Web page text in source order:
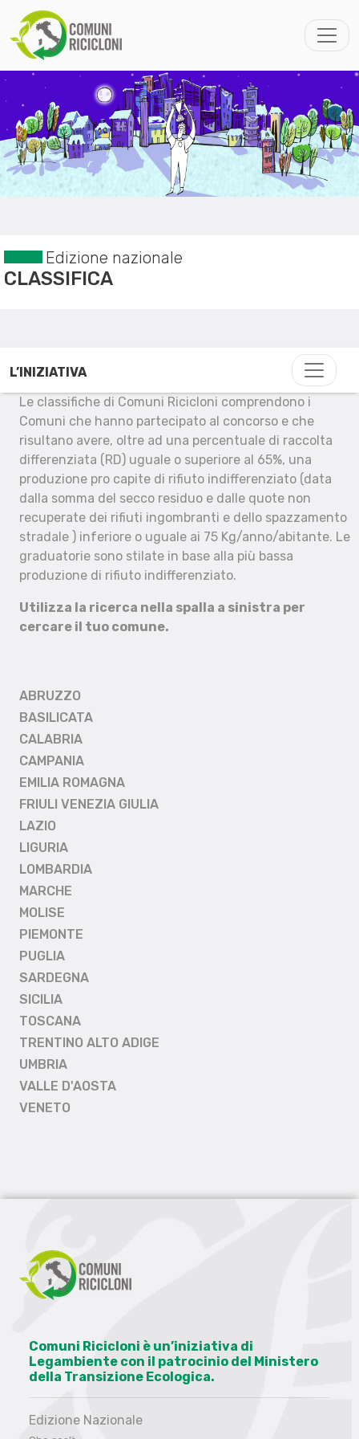
Edizione nazionale
CLASSIFICA
L’INIZIATIVA
Le classifiche di Comuni Ricicloni comprendono i
Comuni che hanno partecipato al concorso e che
risultano avere, oltre ad una percentuale di raccolta
differenziata (RD) uguale o superiore al 65%, una
produzione pro capite di rifiuto indifferenziato (data
dalla somma del secco residuo e dalle quote non
recuperate dei rifiuti ingombranti e dello spazzamento
stradale ) inferiore o uguale ai 75 Kg/anno/abitante. Le
graduatorie sono stilate in base alla più bassa
produzione di rifiuto indifferenziato.
Utilizza la ricerca nella spalla a sinistra per
cercare il tuo comune.
ABRUZZO
BASILICATA
CALABRIA
CAMPANIA
EMILIA ROMAGNA
FRIULI VENEZIA GIULIA
LAZIO
LIGURIA
LOMBARDIA
MARCHE
MOLISE
PIEMONTE
PUGLIA
SARDEGNA
SICILIA
TOSCANA
TRENTINO ALTO ADIGE
UMBRIA
VALLE D'AOSTA
VENETO
Comuni Ricicloni è un’iniziativa di
Legambiente con il patrocinio del Ministero
della Transizione Ecologica.
Edizione Nazionale